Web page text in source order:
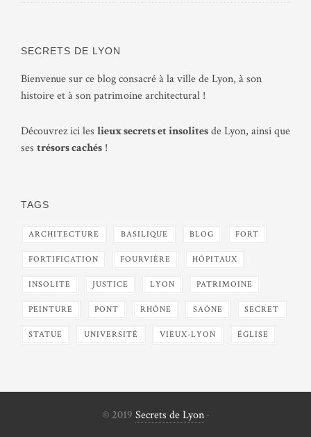
SECRETS DE LYON
Bienvenue sur ce blog consacré à la ville de Lyon, à son
histoire et à son patrimoine architectural !
Découvrez ici les lieux secrets et insolitesde Lyon, ainsi que
ses trésors cachés !
TAGS
ARCHITECTURE BASILIQUE BLOG FORT
FORTIFICATION FOURVIÈRE HÔPITAUX
INSOLITE JUSTICE LYON PATRIMOINE
PEINTURE PONT RHÔNE SAÔNE SECRET
STATUE UNIVERSITÉ VIEUX-LYON ÉGLISE
© 2019 Secrets de Lyon·